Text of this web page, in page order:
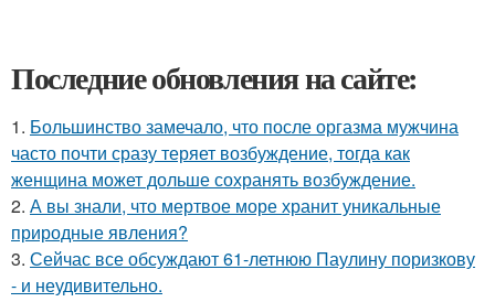
Последние обновления на сайте:
1. Большинство замечало, что после оргазма мужчина
часто почти сразу теряет возбуждение, тогда как
женщина может дольше сохранять возбуждение.
2. А вы знали, что мертвое море хранит уникальные
природные явления?
3. Сейчас все обсуждают 61-летнюю Паулину поризкову
- и неудивительно.